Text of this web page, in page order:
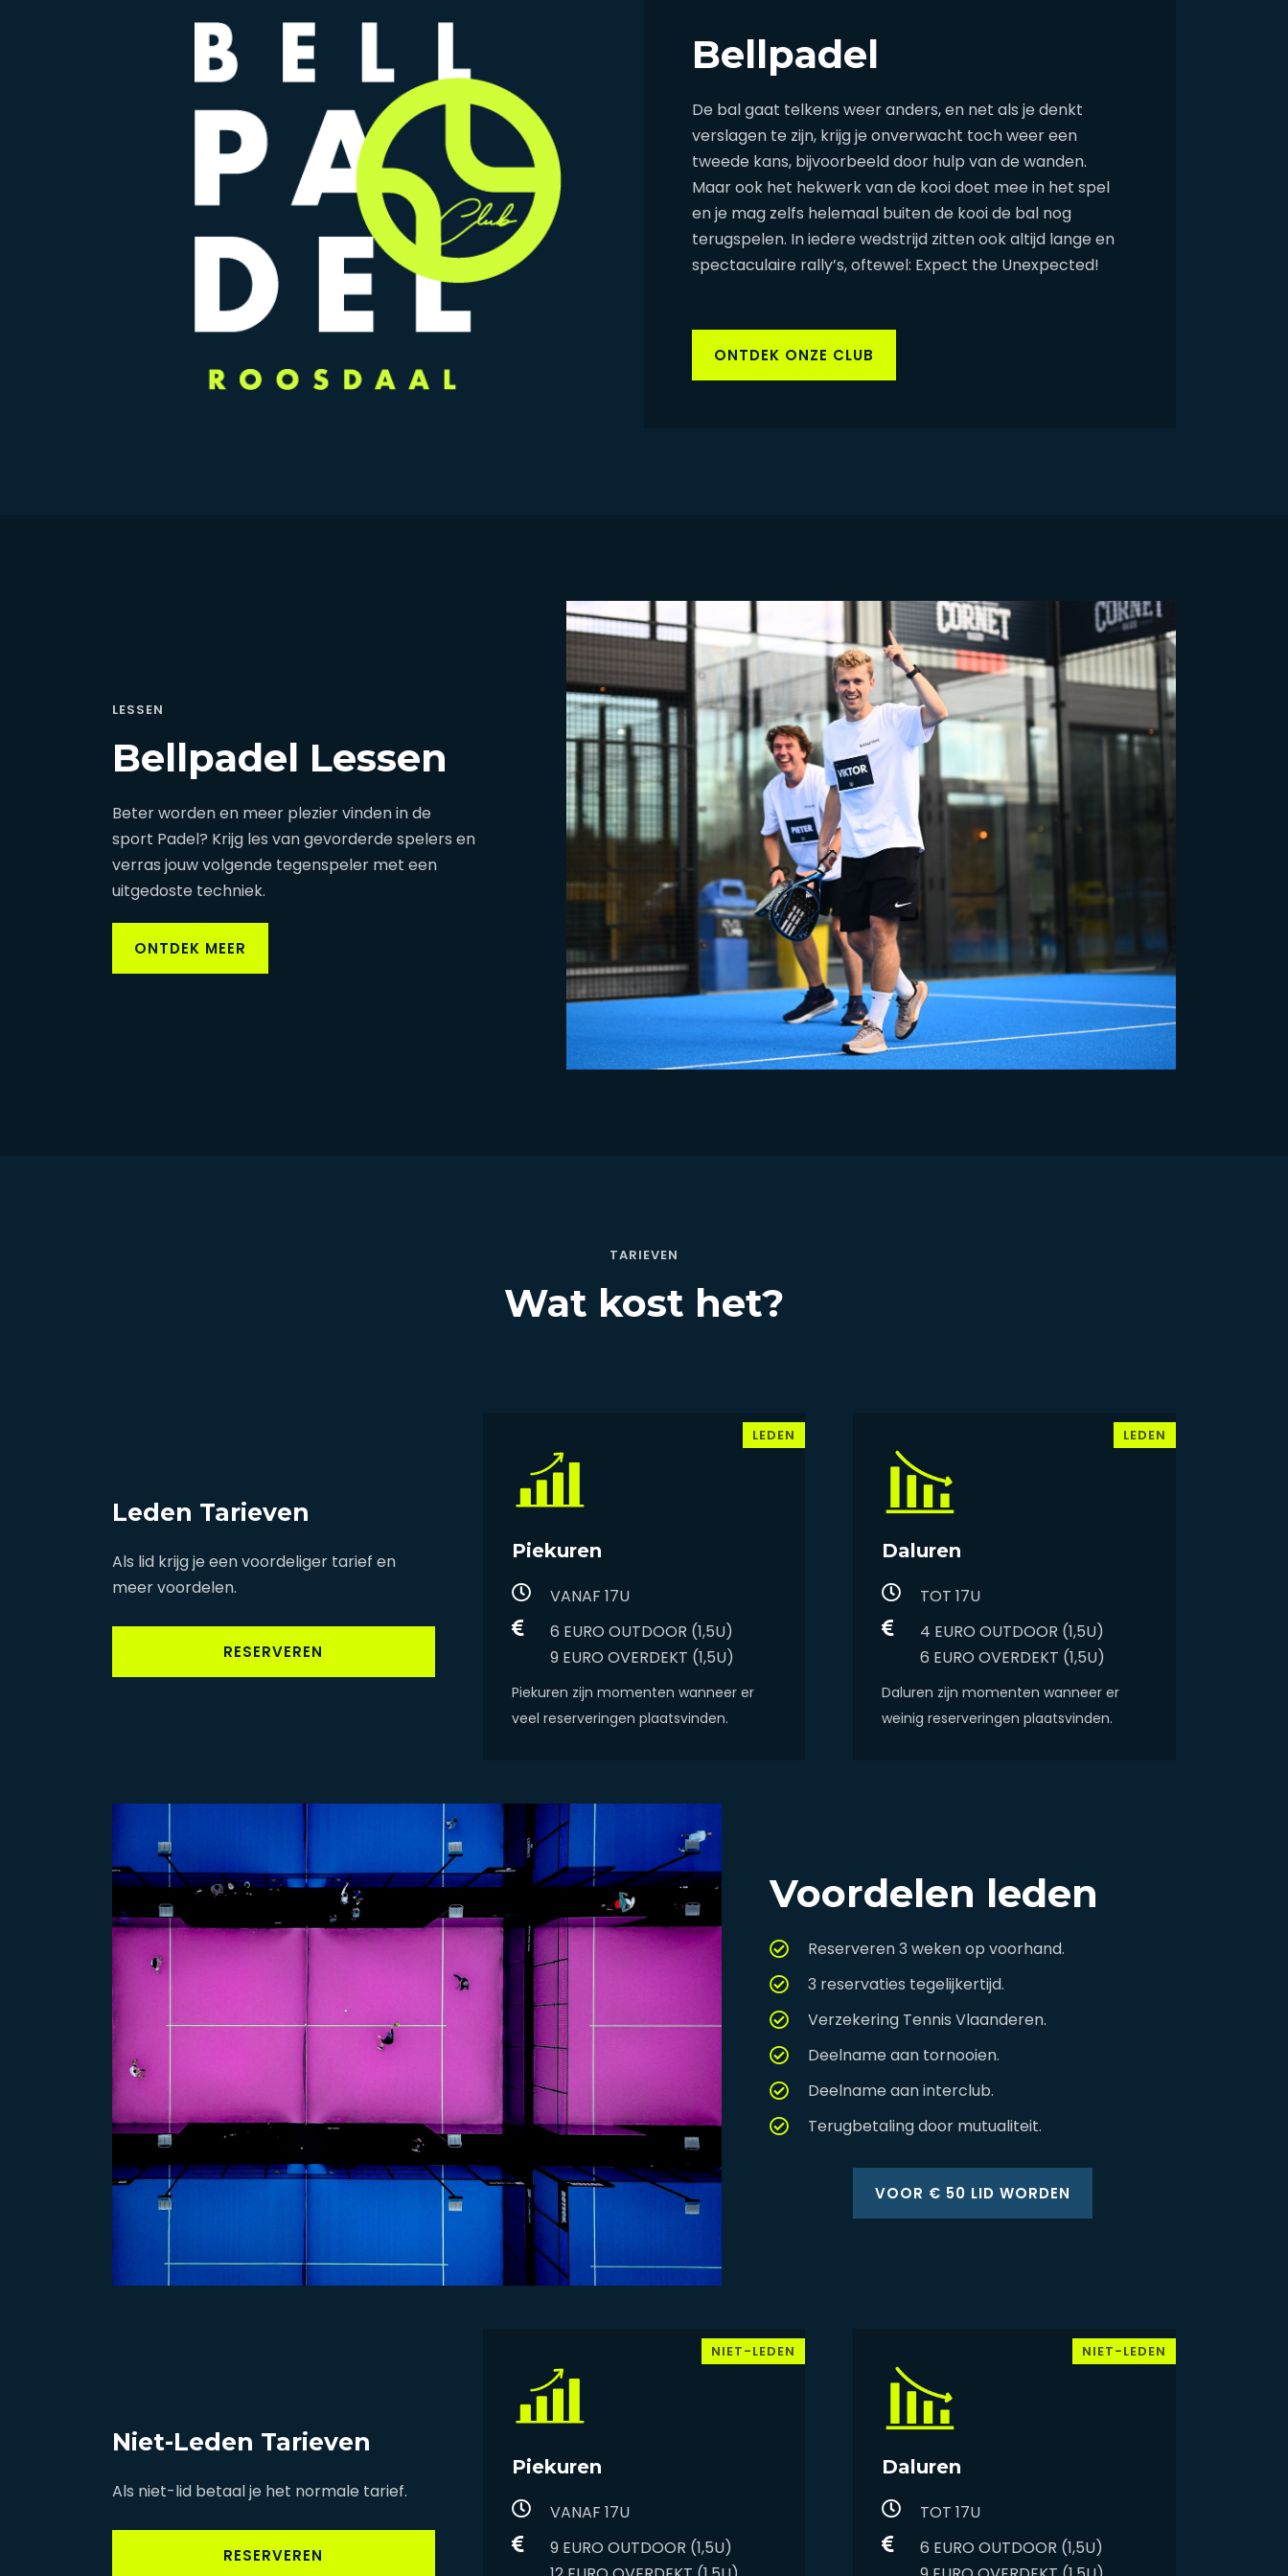
Bellpadel
De bal gaat telkens weer anders, en net als je denkt
verslagen te zijn, krijg je onverwacht toch weer een
tweede kans, bijvoorbeeld door hulp van de wanden.
Maar ook het hekwerk van de kooi doet mee in het spel
en je mag zelfs helemaal buiten de kooi de bal nog
terugspelen. In iedere wedstrijd zitten ook altijd lange en
spectaculaire rally’s, oftewel: Expect the Unexpected!
ONTDEK ONZE CLUB
LESSEN
Bellpadel Lessen
Beter worden en meer plezier vinden in de
sport Padel? Krijg les van gevorderde spelers en
verras jouw volgende tegenspeler met een
uitgedoste techniek.
ONTDEK MEER
TARIEVEN
Wat kost het?
Leden Tarieven
Als lid krijg je een voordeliger tarief en
meer voordelen.
RESERVEREN
Piekuren
VANAF 17U
6 EURO OUTDOOR (1,5U)
9 EURO OVERDEKT (1,5U)
LEDEN
Piekuren zijn momenten wanneer er
veel reserveringen plaatsvinden.
Daluren
TOT 17U
4 EURO OUTDOOR (1,5U)
​​​​​​​6 EURO OVERDEKT (1,5U)
LEDEN
Daluren zijn momenten wanneer er
weinig reserveringen plaatsvinden.
Voordelen leden
Reserveren 3 weken op voorhand.
3 reservaties tegelijkertijd.
Verzekering Tennis Vlaanderen.
Deelname aan tornooien.
Deelname aan interclub.
Terugbetaling door mutualiteit.
VOOR € 50 LID WORDEN
Niet-Leden Tarieven
Als niet-lid betaal je het normale tarief.
RESERVEREN
Piekuren
VANAF 17U
9 EURO OUTDOOR (1,5U)
NIET-LEDEN
Daluren
TOT 17U
6 EURO OUTDOOR (1,5U)
NIET-LEDEN